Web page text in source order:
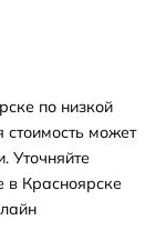
по низкой
может
Уточняйте
в Красноярске